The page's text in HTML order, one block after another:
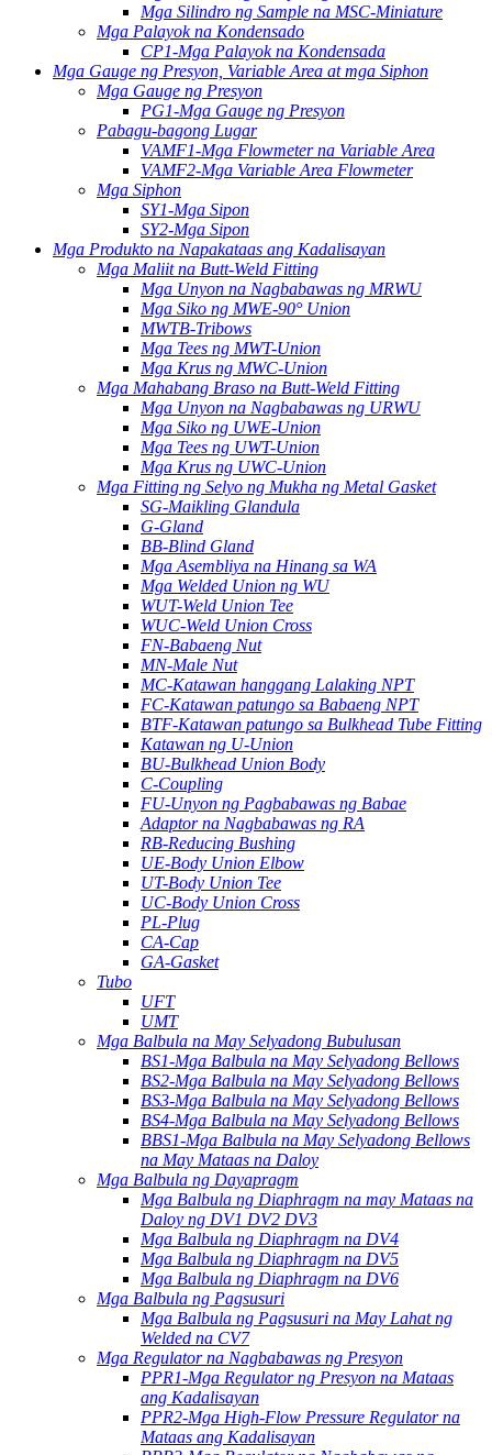
Mga Silindro ng Sample na MSC-Miniature
Mga Palayok na Kondensado
CP1-Mga Palayok na Kondensada
Mga Gauge ng Presyon, Variable Area at mga Siphon
Mga Gauge ng Presyon
PG1-Mga Gauge ng Presyon
Pabagu-bagong Lugar
VAMF1-Mga Flowmeter na Variable Area
VAMF2-Mga Variable Area Flowmeter
Mga Siphon
SY1-Mga Sipon
SY2-Mga Sipon
Mga Produkto na Napakataas ang Kadalisayan
Mga Maliit na Butt-Weld Fitting
Mga Unyon na Nagbabawas ng MRWU
Mga Siko ng MWE-90° Union
MWTB-Tribows
Mga Tees ng MWT-Union
Mga Krus ng MWC-Union
Mga Mahabang Braso na Butt-Weld Fitting
Mga Unyon na Nagbabawas ng URWU
Mga Siko ng UWE-Union
Mga Tees ng UWT-Union
Mga Krus ng UWC-Union
Mga Fitting ng Selyo ng Mukha ng Metal Gasket
SG-Maikling Glandula
G-Gland
BB-Blind Gland
Mga Asembliya na Hinang sa WA
Mga Welded Union ng WU
WUT-Weld Union Tee
WUC-Weld Union Cross
FN-Babaeng Nut
MN-Male Nut
MC-Katawan hanggang Lalaking NPT
FC-Katawan patungo sa Babaeng NPT
BTF-Katawan patungo sa Bulkhead Tube Fitting
Katawan ng U-Union
BU-Bulkhead Union Body
C-Coupling
FU-Unyon ng Pagbabawas ng Babae
Adaptor na Nagbabawas ng RA
RB-Reducing Bushing
UE-Body Union Elbow
UT-Body Union Tee
UC-Body Union Cross
PL-Plug
CA-Cap
GA-Gasket
Tubo
UFT
UMT
Mga Balbula na May Selyadong Bubulusan
BS1-Mga Balbula na May Selyadong Bellows
BS2-Mga Balbula na May Selyadong Bellows
BS3-Mga Balbula na May Selyadong Bellows
BS4-Mga Balbula na May Selyadong Bellows
BBS1-Mga Balbula na May Selyadong Bellows
na May Mataas na Daloy
Mga Balbula ng Dayapragm
Mga Balbula ng Diaphragm na may Mataas na
Daloy ng DV1 DV2 DV3
Mga Balbula ng Diaphragm na DV4
Mga Balbula ng Diaphragm na DV5
Mga Balbula ng Diaphragm na DV6
Mga Balbula ng Pagsusuri
Mga Balbula ng Pagsusuri na May Lahat ng
Welded na CV7
Mga Regulator na Nagbabawas ng Presyon
PPR1-Mga Regulator ng Presyon na Mataas
ang Kadalisayan
PPR2-Mga High-Flow Pressure Regulator na
Mataas ang Kadalisayan